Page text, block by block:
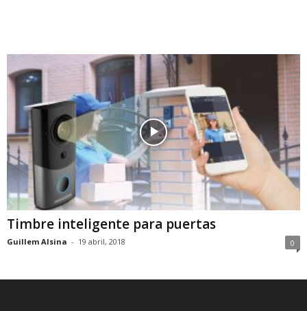
Timbre inteligente para puertas
Guillem Alsina - 19 abril, 2018 0